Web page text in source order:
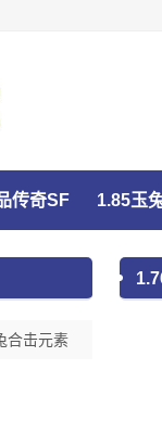
传奇SF 1.85玉
合击元素